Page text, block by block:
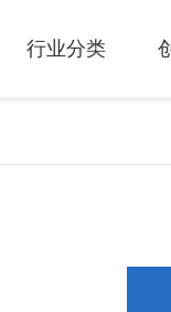
行业分类